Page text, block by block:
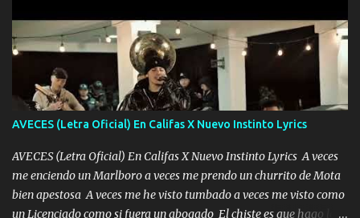
solo yo tendre el candado 🔒 del amor ❤️ Música Mil y un besos
para dar ya estando en tu ciudad no habrá quien lo detenga si las
copas van de más vayamos a un lugar y cerremos las puertas
Entre alcohol y besos se va incrementado el Fuego en esa
habitación ya no mires más el reloj Única por donde vas me curas
tú mi mal moviendo tu silueta no hay otra que te sea igual te ves
tan especial por eso es que me tientas Aquí estoy no dejaré que se
te acerque nadie porque solo yo tendre el candado 🔒 del a...
AVECES (Letra Oficial) En Califas X Nuevo Instinto Lyrics
AVECES (Letra Oficial) En Califas X Nuevo Instinto Lyrics A veces
me enciendo un Marlboro a veces me prendo un churrito de Mota
bien apestosa A veces me he visto tumbado a veces me visto como
un Licenciado como si fuera un abogado El chiste es que hago lo